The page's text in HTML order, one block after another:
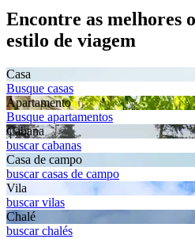
Encontre as melhores
estilo de viagem
Casa
Busque casas
Apartamento
Busque apartamentos
Cabana
buscar cabanas
Casa de campo
buscar casas de campo
Vila
buscar vilas
Chalé
buscar chalés